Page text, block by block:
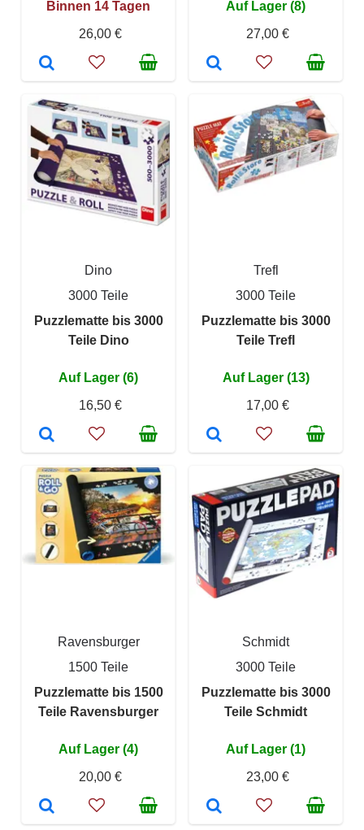
Binnen 14 Tagen
26,00 €
Auf Lager (8)
27,00 €
Dino
3000 Teile
Puzzlematte bis 3000
Teile Dino
Auf Lager (6)
16,50 €
Trefl
3000 Teile
Puzzlematte bis 3000
Teile Trefl
Auf Lager (13)
17,00 €
Ravensburger
1500 Teile
Puzzlematte bis 1500
Teile Ravensburger
Auf Lager (4)
20,00 €
Schmidt
3000 Teile
Puzzlematte bis 3000
Teile Schmidt
Auf Lager (1)
23,00 €